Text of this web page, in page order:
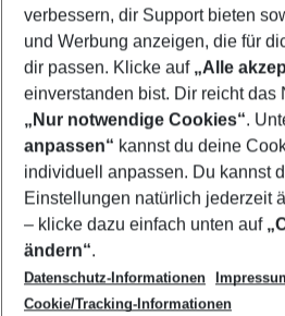
Städtereisen Tschechische
Urlaub Tschechische
Footer
Footer navigation
Über uns
AGB
Bestpreisgarantie
Cookie-Einstellungen ändern
Agenturbetreuung
Barrierefreies Reisen
Folge uns
verbessern, dir Support bieten
und Werbung anzeigen, die für
dir passen. Klicke auf „Alle
einverstanden bist. Dir reicht das
„Nur notwendige Cookies“.
anpassen“ kannst du deine
individuell anpassen. Du kannst
Einstellungen natürlich jederzeit
– klicke dazu einfach unten auf
ändern“.
Datenschutz-Informationen
Cookie/Tracking-Informationen